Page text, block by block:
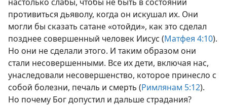
противиться дьяволу, когда он искушал их. Они
могли бы сказать сатане «отойди», как это сделал
позднее совершенный человек Иисус (Матфея 4:10).
Но они не сделали этого. И таким образом они
стали несовершенными. Все их дети, включая нас,
унаследовали несовершенство, которое принесло с
собой болезни, печаль и смерть (Римлянам 5:12).
Но почему Бог допустил и дальше страдания?